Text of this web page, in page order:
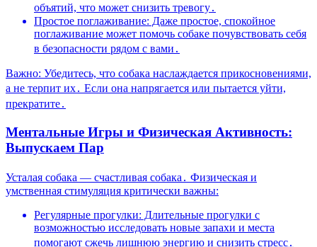
объятий, что может снизить тревогу․
Простое поглаживание: Даже простое, спокойное
поглаживание может помочь собаке почувствовать себя
в безопасности рядом с вами․
Важно: Убедитесь, что собака наслаждается прикосновениями,
а не терпит их․ Если она напрягается или пытается уйти,
прекратите․
Ментальные Игры и Физическая Активность:
Выпускаем Пар
Усталая собака — счастливая собака․ Физическая и
умственная стимуляция критически важны:
Регулярные прогулки: Длительные прогулки с
возможностью исследовать новые запахи и места
помогают сжечь лишнюю энергию и снизить стресс․